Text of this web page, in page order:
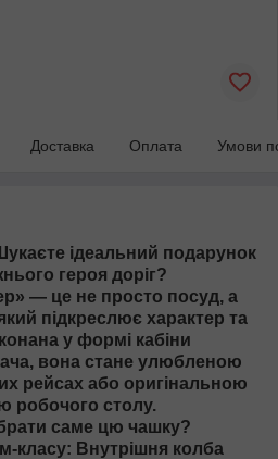
Доставка Оплата Умови
ідеальний подарунок
героя доріг?
— це не просто посуд, а
підкреслює характер та
у формі кабіни
вона стане улюбленою
рейсах або оригінальною
робочого столу.
саме цю чашку?
класу: Внутрішня колба